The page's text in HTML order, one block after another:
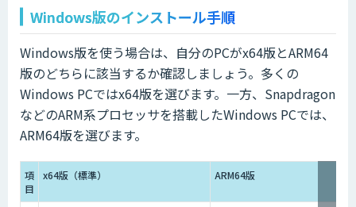
Windows版のインストール手順
Windows版を使う場合は、自分のPCがx64版とARM64
版のどちらに該当するか確認しましょう。多くの
Windows PCではx64版を選びます。一方、Snapdragon
などのARM系プロセッサを搭載したWindows PCでは、
ARM64版を選びます。
項
目
x64版（標準） ARM64版